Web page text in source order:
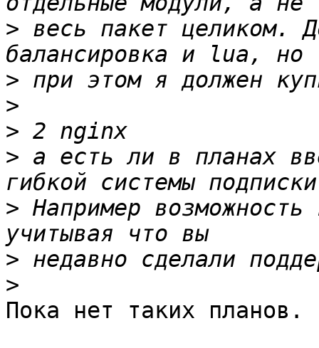
> весь пакет целиком.
>
>
>
> а есть ли в планах
> Например
>
>
Пока нет таких планов.